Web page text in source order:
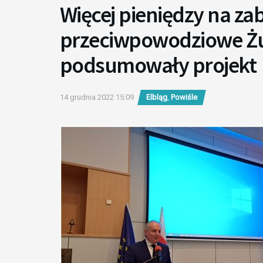
Więcej pieniędzy na
przeciwpowodziowe
podsumowały projekt
14 grudnia 2022 15:09 Elbląg Powiśle